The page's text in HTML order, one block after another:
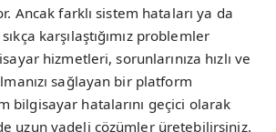
Ancak farklı sistem hataları ya da
karşılaştığımız problemler
hizmetleri, sorunlarınıza hızlı ve
sağlayan bir platform
bilgisayar hatalarını geçici olarak
uzun vadeli çözümler üretebilirsiniz.